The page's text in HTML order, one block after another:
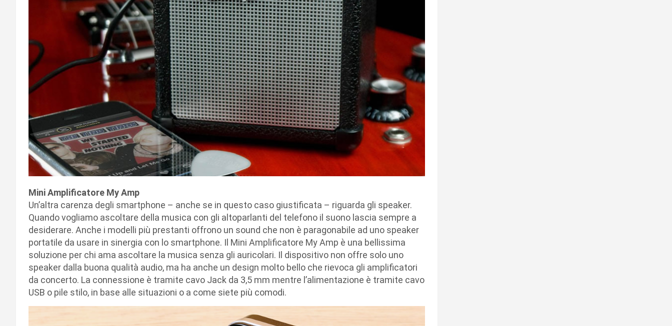
Mini Amplificatore My Amp
Un’altra carenza degli smartphone – anche se in questo caso giustificata – riguarda gli speaker.
Quando vogliamo ascoltare della musica con gli altoparlanti del telefono il suono lascia sempre a
desiderare. Anche i modelli più prestanti offrono un sound che non è paragonabile ad uno speaker
portatile da usare in sinergia con lo smartphone. Il Mini Amplificatore My Amp è una bellissima
soluzione per chi ama ascoltare la musica senza gli auricolari. Il dispositivo non offre solo uno
speaker dalla buona qualità audio, ma ha anche un design molto bello che rievoca gli amplificatori
da concerto. La connessione è tramite cavo Jack da 3,5 mm mentre l’alimentazione è tramite cavo
USB o pile stilo, in base alle situazioni o a come siete più comodi.